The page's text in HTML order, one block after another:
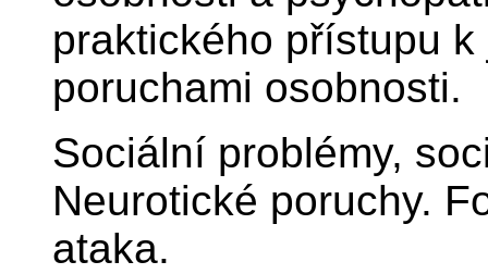
praktického přístupu
poruchami osobnosti.
Sociální problémy,
Neurotické poruchy.
ataka.